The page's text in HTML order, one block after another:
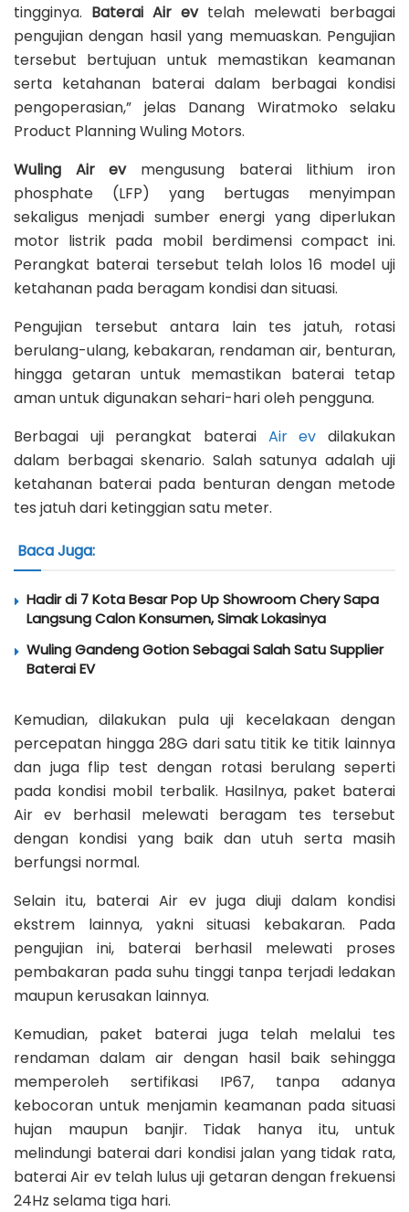
tingginya. Baterai Air evtelah melewati berbagai
pengujian dengan hasil yang memuaskan. Pengujian
tersebut bertujuan untuk memastikan keamanan
serta ketahanan baterai dalam berbagai kondisi
pengoperasian,” jelas Danang Wiratmoko selaku
Product Planning Wuling Motors.
Wuling Air evmengusung baterai lithium iron
phosphate (LFP) yang bertugas menyimpan
sekaligus menjadi sumber energi yang diperlukan
motor listrik pada mobil berdimensi compact ini.
Perangkat baterai tersebut telah lolos 16 model uji
ketahanan pada beragam kondisi dan situasi.
Pengujian tersebut antara lain tes jatuh, rotasi
berulang-ulang, kebakaran, rendaman air, benturan,
hingga getaran untuk memastikan baterai tetap
aman untuk digunakan sehari-hari oleh pengguna.
Berbagai uji perangkat baterai Air ev dilakukan
dalam berbagai skenario. Salah satunya adalah uji
ketahanan baterai pada benturan dengan metode
tes jatuh dari ketinggian satu meter.
Baca Juga:
Hadir di 7 Kota Besar Pop Up Showroom Chery Sapa
Langsung Calon Konsumen, Simak Lokasinya
Wuling Gandeng Gotion Sebagai Salah Satu Supplier
Baterai EV
Kemudian, dilakukan pula uji kecelakaan dengan
percepatan hingga 28G dari satu titik ke titik lainnya
dan juga flip test dengan rotasi berulang seperti
pada kondisi mobil terbalik. Hasilnya, paket baterai
Air ev berhasil melewati beragam tes tersebut
dengan kondisi yang baik dan utuh serta masih
berfungsi normal.
Selain itu, baterai Air ev juga diuji dalam kondisi
ekstrem lainnya, yakni situasi kebakaran. Pada
pengujian ini, baterai berhasil melewati proses
pembakaran pada suhu tinggi tanpa terjadi ledakan
maupun kerusakan lainnya.
Kemudian, paket baterai juga telah melalui tes
rendaman dalam air dengan hasil baik sehingga
memperoleh sertifikasi IP67, tanpa adanya
kebocoran untuk menjamin keamanan pada situasi
hujan maupun banjir. Tidak hanya itu, untuk
melindungi baterai dari kondisi jalan yang tidak rata,
baterai Air ev telah lulus uji getaran dengan frekuensi
24Hz selama tiga hari.